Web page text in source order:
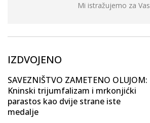
Mi istražujemo za Vas
IZDVOJENO
SAVEZNIŠTVO ZAMETENO OLUJOM:
Kninski trijumfalizam i mrkonjićki
parastos kao dvije strane iste
medalje